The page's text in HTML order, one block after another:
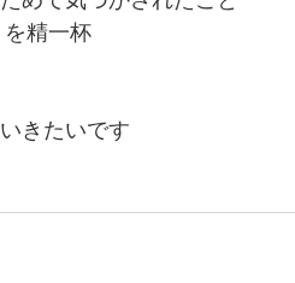
精一杯
きたいです